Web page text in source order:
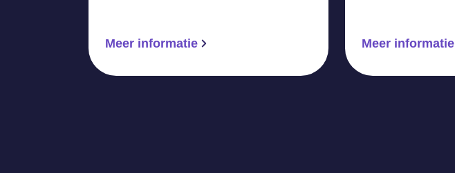
Meer informatie Meer informatie